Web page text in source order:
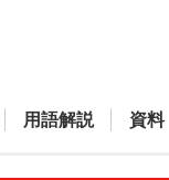
用語解説 資料